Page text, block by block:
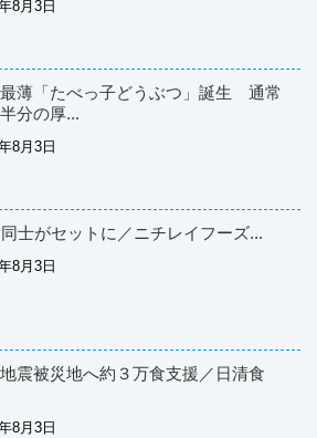
8月3日
薄「たべっ子どうぶつ」誕生 通常
分の厚...
8月3日
士がセットに／ニチレイフーズ...
8月3日
震被災地へ約３万食支援／日清食
8月3日